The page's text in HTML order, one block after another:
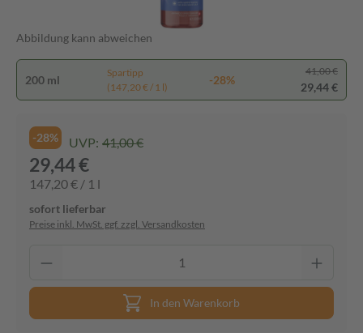
Abbildung kann abweichen
200 ml
Spartipp
(147,20 € / 1 l)
-28%
41,00 €
29,44 €
-28% UVP: 41,00 €
29,44 €
147,20 € / 1 l
sofort lieferbar
Preise inkl. MwSt. ggf. zzgl. Versandkosten
In den Warenkorb